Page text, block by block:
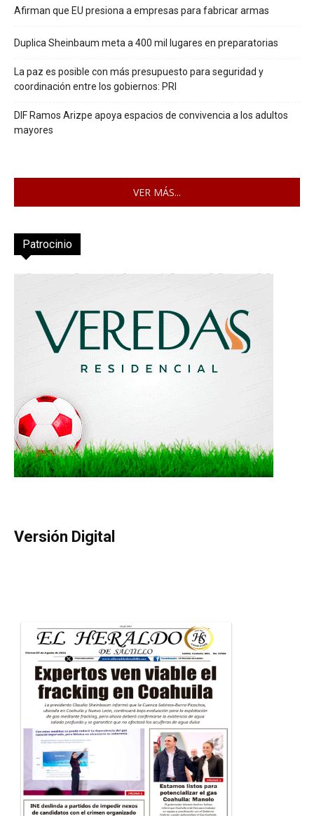
Afirman que EU presiona a empresas para fabricar armas
Duplica Sheinbaum meta a 400 mil lugares en preparatorias
La paz es posible con más presupuesto para seguridad y
coordinación entre los gobiernos: PRI
DIF Ramos Arizpe apoya espacios de convivencia a los adultos
mayores
VER MÁS...
Patrocinio
Versión Digital